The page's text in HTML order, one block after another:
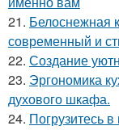
21. Белоснежная
современный и
22. Создание
23. Эргономика
духового шкафа.
24. Погрузитесь